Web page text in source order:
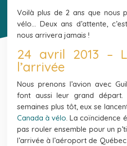
Voilà plus de 2 ans que nous
vélo… Deux ans d’attente,
nous arrivera jamais !
24 avril 2013 –
l’arrivée
Nous prenons l’avion avec
font aussi leur grand départ.
semaines plus tôt, eux se
Canada à vélo. La coïncidence
pas rouler ensemble pour un
l’arrivée à l’aéroport de